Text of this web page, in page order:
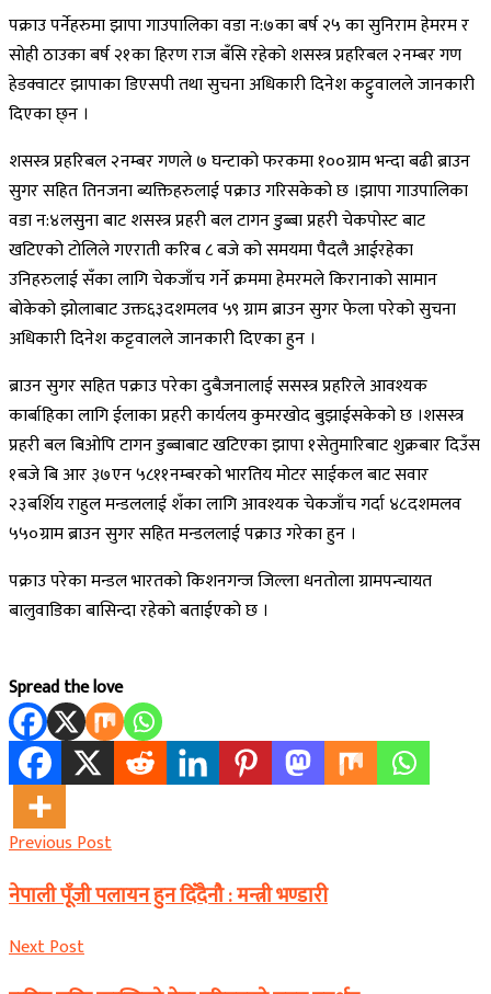
पक्राउ पर्नेहरुमा झापा गाउपालिका वडा न:७का बर्ष २५ का सुनिराम हेमरम र
सोही ठाउका बर्ष २१का हिरण राज बँसि रहेको शसस्त्र प्रहरिबल २नम्बर गण
हेडक्वाटर झापाका डिएसपी तथा सुचना अधिकारी दिनेश कट्टुवालले जानकारी
दिएका छ्न ।
शसस्त्र प्रहरिबल २नम्बर गणले ७ घन्टाको फरकमा १००ग्राम भन्दा बढी ब्राउन
सुगर सहित तिनजना ब्यक्तिहरुलाई पक्राउ गरिसकेको छ ।झापा गाउपालिका
वडा न:४लसुना बाट शसस्त्र प्रहरी बल टागन डुब्बा प्रहरी चेकपोस्ट बाट
खटिएको टोलिले गएराती करिब ८ बजे को समयमा पैदलै आईरहेका
उनिहरुलाई सँका लागि चेकजाँच गर्ने क्रममा हेमरमले किरानाको सामान
बोकेको झोलाबाट उक्त६३दशमलव ५९ ग्राम ब्राउन सुगर फेला परेको सुचना
अधिकारी दिनेश कट्टवालले जानकारी दिएका हुन ।
ब्राउन सुगर सहित पक्राउ परेका दुबैजनालाई ससस्त्र प्रहरिले आवश्यक
कार्बाहिका लागि ईलाका प्रहरी कार्यलय कुमरखोद बुझाईसकेको छ ।शसस्त्र
प्रहरी बल बिओपि टागन डुब्बाबाट खटिएका झापा १सेतुमारिबाट शुक्रबार दिउँस
१बजे बि आर ३७एन ५८११नम्बरको भारतिय मोटर साईकल बाट सवार
२३बर्शिय राहुल मन्डललाई शँका लागि आवश्यक चेकजाँच गर्दा ४८दशमलव
५५०ग्राम ब्राउन सुगर सहित मन्डललाई पक्राउ गरेका हुन ।
पक्राउ परेका मन्डल भारतको किशनगन्ज जिल्ला धनतोला ग्रामपन्चायत
बालुवाडिका बासिन्दा रहेको बताईएको छ ।
Spread the love
Previous Post
नेपाली पूँजी पलायन हुन दिँदैनौ : मन्त्री भण्डारी
Next Post